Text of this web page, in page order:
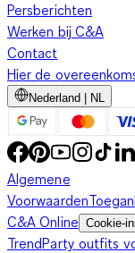
Persberichten
Werken bij C&A
Contact
Hier de
Nederland | NL
Algemene
Voorwaarden
C&A Online Cookie-
TrendParty outfits